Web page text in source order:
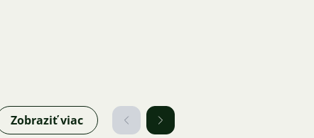
Zobraziť viac